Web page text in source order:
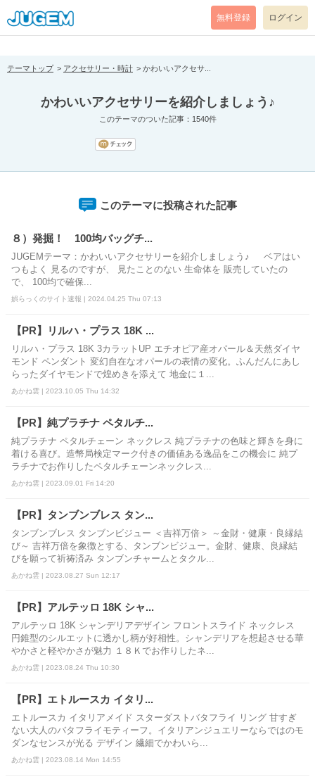
[pear_error: message="Success" code=0 mode=return level=notice
prefix="" info=""]
無料登録 ログイン
テーマトップ アクセサリー・時計 かわいいアクセサ...
かわいいアクセサリーを紹介しましょう♪
このテーマのついた記事：1540件
このテーマに投稿された記事
８）発掘！ 100均バッグチ...
JUGEMテーマ：かわいいアクセサリーを紹介しましょう♪ ベアはい
つもよく 見るのですが、 見たことのない 生命体を 販売していたの
で、 100均で確保...
娯らっくのサイト速報 | 2024.04.25 Thu 07:13
【PR】リルハ・プラス 18K ...
リルハ・プラス 18K 3カラットUP エチオピア産オパール＆天然ダイヤ
モンド ペンダント 変幻自在なオパールの表情の変化。ふんだんにあし
らったダイヤモンドで煌めきを添えて 地金に１...
あかね雲 | 2023.10.05 Thu 14:32
【PR】純プラチナ ペタルチ...
純プラチナ ペタルチェーン ネックレス 純プラチナの色味と輝きを身に
着ける喜び。造幣局検定マーク付きの価値ある逸品をこの機会に 純プ
ラチナでお作りしたペタルチェーンネックレス...
あかね雲 | 2023.09.01 Fri 14:20
【PR】タンブンブレス タン...
タンブンブレス タンブンビジュー ＜吉祥万倍＞ ～金財・健康・良縁結
び～ 吉祥万倍を象徴とする、タンブンビジュー。金財、健康、良縁結
びを願って祈祷済み タンブンチャームとタクル...
あかね雲 | 2023.08.27 Sun 12:17
【PR】アルテッロ 18K シャ...
アルテッロ 18K シャンデリアデザイン フロントスライド ネックレス
円錐型のシルエットに透かし柄が好相性。シャンデリアを想起させる華
やかさと軽やかさが魅力 １８Ｋでお作りしたネ...
あかね雲 | 2023.08.24 Thu 10:30
【PR】エトルースカ イタリ...
エトルースカ イタリアメイド スターダストバタフライ リング 甘すぎ
ない大人のバタフライモティーフ。イタリアンジュエリーならではのモ
ダンなセンスが光る デザイン 繊細でかわいら...
あかね雲 | 2023.08.14 Mon 14:55